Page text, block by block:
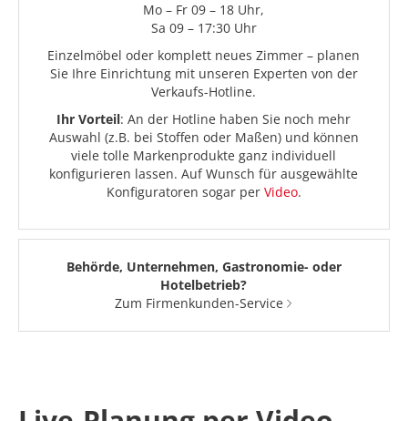
Mo – Fr 09 – 18 Uhr,
Sa 09 – 17:30 Uhr
Einzelmöbel oder komplett neues Zimmer – planen
Sie Ihre Einrichtung mit unseren Experten von der
Verkaufs-Hotline.
Ihr Vorteil: An der Hotline haben Sie noch mehr
Auswahl (z.B. bei Stoffen oder Maßen) und können
viele tolle Markenprodukte ganz individuell
konfigurieren lassen. Auf Wunsch für ausgewählte
Konfiguratoren sogar per Video.
Behörde, Unternehmen, Gastronomie- oder
Hotelbetrieb?
Zum Firmenkunden-Service